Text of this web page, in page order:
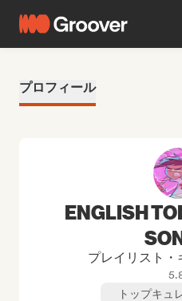
プロフィール
ENGLISH
プレイリスト・
トップキュ